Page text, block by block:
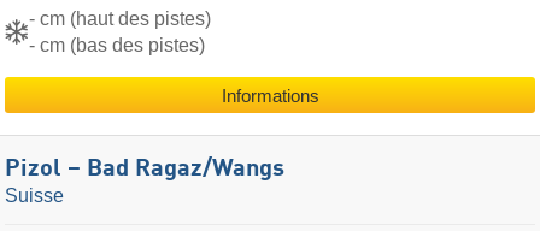
- cm (haut des pistes)
- cm (bas des pistes)
Informations
Pizol – Bad Ragaz/​Wangs
Suisse